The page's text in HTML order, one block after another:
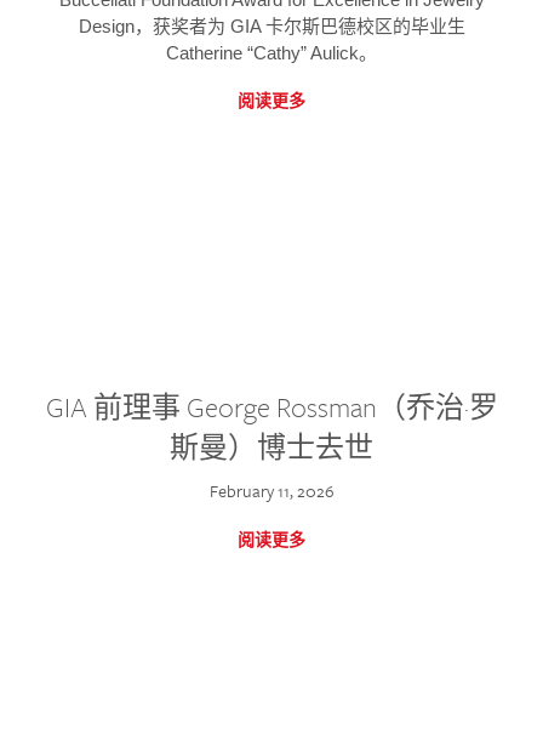
Design，获奖者为 GIA 卡尔斯巴德校区的毕业生
Catherine “Cathy” Aulick。
阅读更多
GIA 前理事 George Rossman（乔治·罗
斯曼）博士去世
February 11, 2026
阅读更多